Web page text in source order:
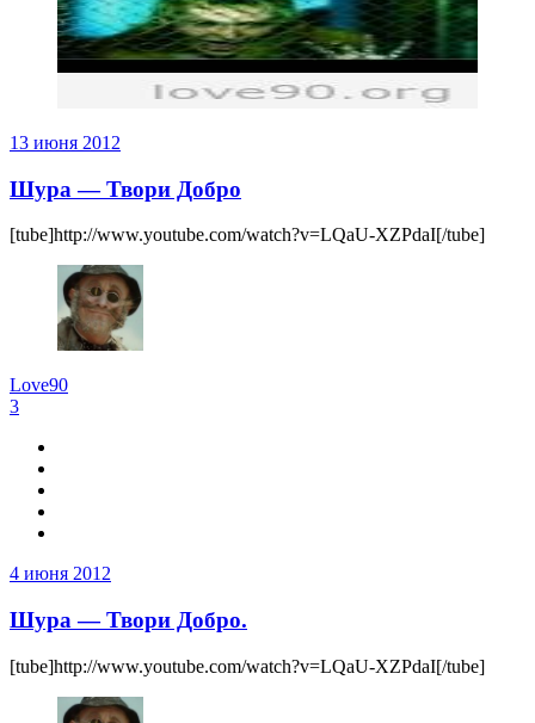
13 июня 2012
Шура — Твори Добро
[tube]http://www.youtube.com/watch?v=LQaU-XZPdaI[/tube]
Love90
3
4 июня 2012
Шура — Твори Добро.
[tube]http://www.youtube.com/watch?v=LQaU-XZPdaI[/tube]